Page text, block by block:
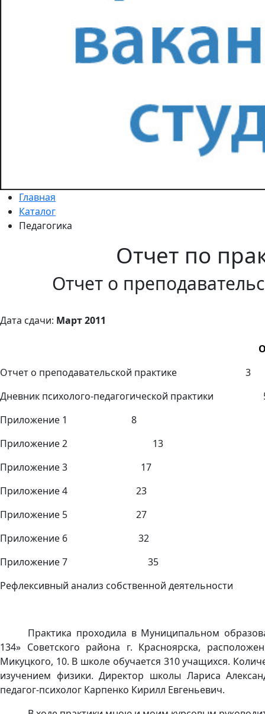
Главная
Каталог
Педагогика
Отчет по
Отчет о
Дата сдачи: Март 2011
Отчет о преподавательской практике 3
Дневник психолого-педагогической практики
Приложение 1 8
Приложение 2 13
Приложение 3 17
Приложение 4 23
Приложение 5 27
Приложение 6 32
Приложение 7 35
Рефлексивный анализ собственной
Практика проходила в Муниципальном
134» Советского района г. Красноярска,
Микуцкого, 10. В школе обучается 310 учащихся.
изучением физики. Директор школы Лариса
педагог-психолог Карпенко Кирилл Евгеньевич.